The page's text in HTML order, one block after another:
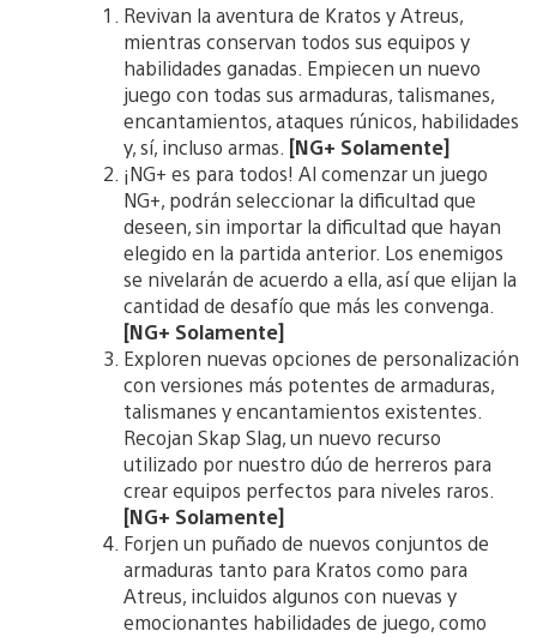
Revivan la aventura de Kratos y Atreus,
mientras conservan todos sus equipos y
habilidades ganadas. Empiecen un nuevo
juego con todas sus armaduras, talismanes,
encantamientos, ataques rúnicos, habilidades
y, sí, incluso armas. [NG+ Solamente]
¡NG+ es para todos! Al comenzar un juego
NG+, podrán seleccionar la dificultad que
deseen, sin importar la dificultad que hayan
elegido en la partida anterior. Los enemigos
se nivelarán de acuerdo a ella, así que elijan la
cantidad de desafío que más les convenga.
[NG+ Solamente]
Exploren nuevas opciones de personalización
con versiones más potentes de armaduras,
talismanes y encantamientos existentes.
Recojan Skap Slag, un nuevo recurso
utilizado por nuestro dúo de herreros para
crear equipos perfectos para niveles raros.
[NG+ Solamente]
Forjen un puñado de nuevos conjuntos de
armaduras tanto para Kratos como para
Atreus, incluidos algunos con nuevas y
emocionantes habilidades de juego, como